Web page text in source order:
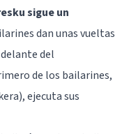
sigue un
dan unas vueltas
del
de los bailarines,
ejecuta sus